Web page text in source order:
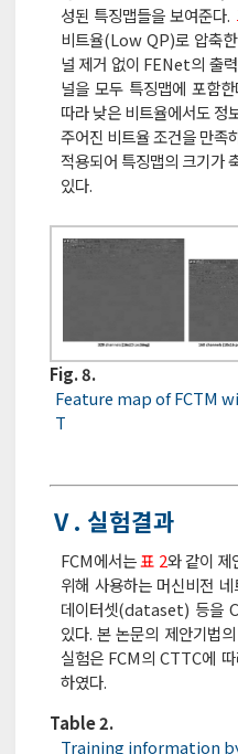
성된 특징맵들을 보여준다.
비트율(Low QP)로 압축
널 제거 없이 FENet의 출
널을 모두 특징맵에 포함
따라 낮은 비트율에서도 정
주어진 비트율 조건을 만족
적용되어 특징맵의 크기가
있다.
Fig. 8.
Feature map of FCTM
T
Ⅴ. 실험결과
FCM에서는표 2와 같이 제
위해 사용하는 머신비전
데이터셋(dataset) 등을
있다. 본 논문의 제안기법
실험은 FCM의 CTTC에
하였다.
Table 2.
Training information